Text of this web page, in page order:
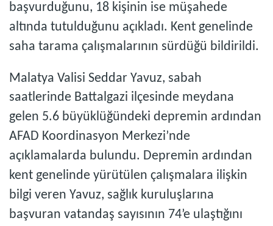
başvurduğunu, 18 kişinin ise müşahede
altında tutulduğunu açıkladı. Kent genelinde
saha tarama çalışmalarının sürdüğü bildirildi.
Malatya Valisi Seddar Yavuz, sabah
saatlerinde Battalgazi ilçesinde meydana
gelen 5.6 büyüklüğündeki depremin ardından
AFAD Koordinasyon Merkezi’nde
açıklamalarda bulundu. Depremin ardından
kent genelinde yürütülen çalışmalara ilişkin
bilgi veren Yavuz, sağlık kuruluşlarına
başvuran vatandaş sayısının 74’e ulaştığını